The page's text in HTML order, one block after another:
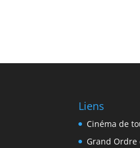
Liens
Cinéma de
Grand Ordre